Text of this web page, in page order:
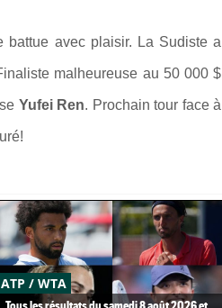
battue avec plaisir. La Sudiste a
malheureuse au 50 000 $
Yufei Ren. Prochain tour face à
ATP / WTA
Tous les résultats du samedi 8 août 2026 et